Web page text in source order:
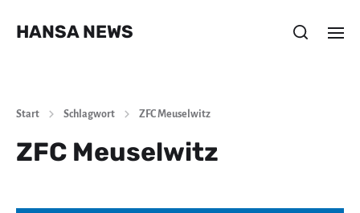
HANSA NEWS
Start Schlagwort ZFC Meuselwitz
ZFC Meuselwitz